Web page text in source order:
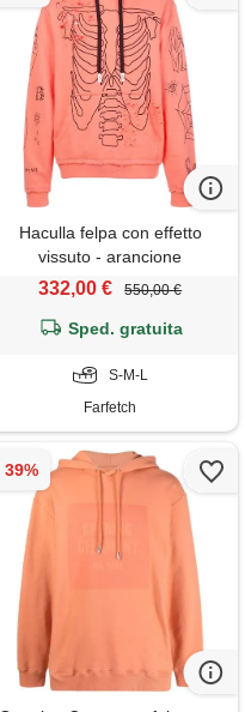
Haculla felpa con effetto
vissuto - arancione
332,00 € 550,00 €
Sped. gratuita
S-M-L
Farfetch